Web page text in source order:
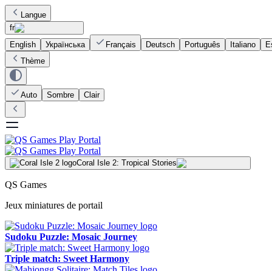
Langue
fr
English
Українська Français Deutsch Português Italiano
Thème
Auto Sombre Clair
Coral Isle 2: Tropical Stories
QS Games
Jeux miniatures de portail
Sudoku Puzzle: Mosaic Journey
Triple match: Sweet Harmony